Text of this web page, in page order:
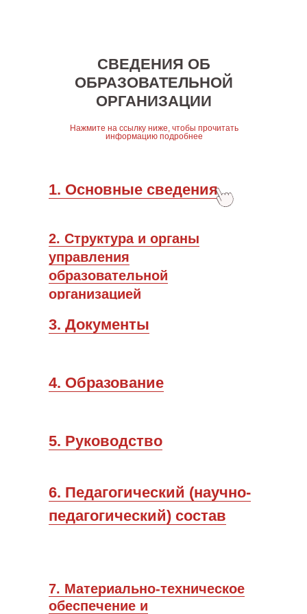
СВЕДЕНИЯ ОБ
ОБРАЗОВАТЕЛЬНОЙ
ОРГАНИЗАЦИИ
Нажмите на ссылку ниже, чтобы прочитать
информацию подробнее
1. Основные сведения
2. Структура и органы
управления
образовательной
организацией
3. Документы
4. Образование
5. Руководство
6. Педагогический (научно-
педагогический) состав
7. Материально-техническое
обеспечение и